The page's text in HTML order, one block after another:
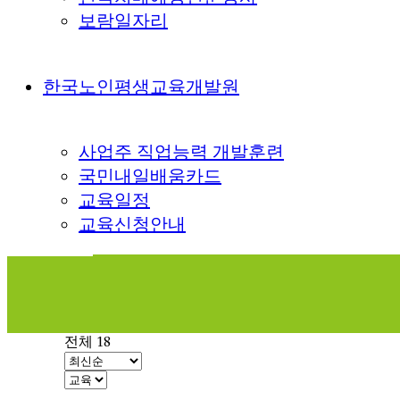
보람일자리
한국노인평생교육개발원
사업주 직업능력 개발훈련
국민내일배움카드
교육일정
교육신청안내
전체 18